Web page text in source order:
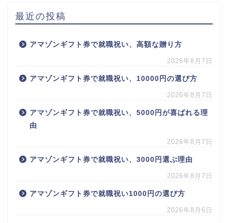
最近の投稿
アマゾンギフト券で就職祝い、高額な贈り方
2026年8月7日
アマゾンギフト券で就職祝い、10000円の選び方
2026年8月7日
アマゾンギフト券で就職祝い、5000円が喜ばれる理
由
2026年8月7日
アマゾンギフト券で就職祝い、3000円選ぶ理由
2026年8月7日
アマゾンギフト券で就職祝い1000円の選び方
2026年8月6日